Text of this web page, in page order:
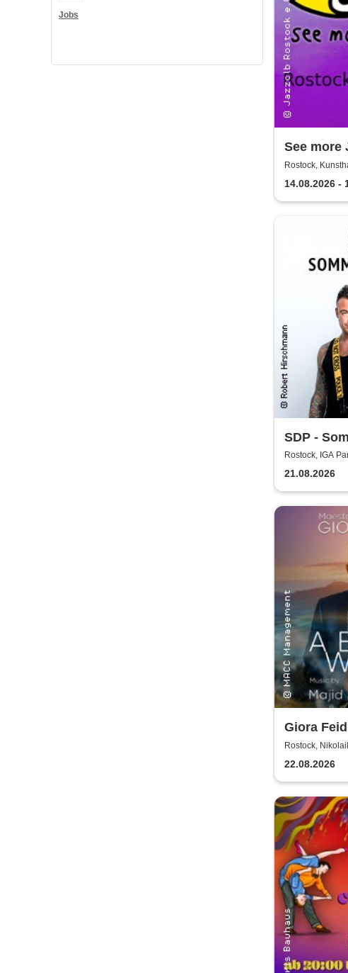
Jobs
See more
Rostock,
14.08.2026 -
SDP -
Rostock, IGA
21.08.2026
Giora
World
Rostock,
22.08.2026